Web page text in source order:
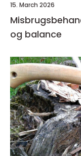
15. March 2026
og balance